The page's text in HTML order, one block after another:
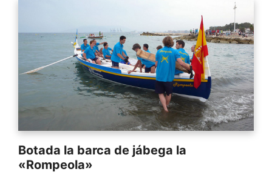
Botada la barca de jábega la
«Rompeola»